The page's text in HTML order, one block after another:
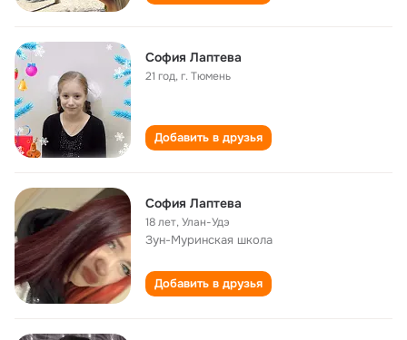
София Лаптева
21 год,г. Тюмень
Добавить в друзья
София Лаптева
18 лет,Улан-Удэ
Зун-Муринская школа
Добавить в друзья